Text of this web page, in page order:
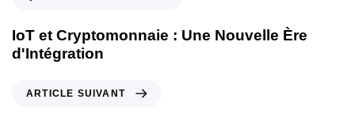
IoT et Cryptomonnaie : Une Nouvelle Ère
d'Intégration
ARTICLE SUIVANT